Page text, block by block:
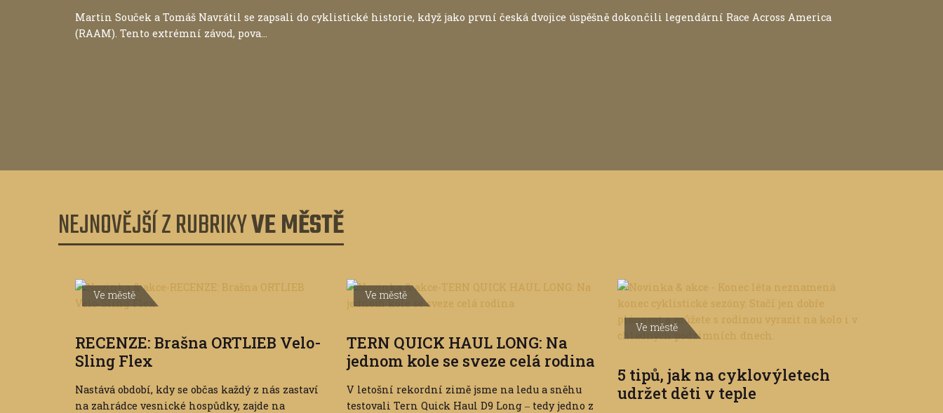
Martin Souček a Tomáš Navrátil se zapsali do cyklistické historie, když jako první česká dvojice úspěšně dokončili legendární Race Across America
(RAAM). Tento extrémní závod, pova...
NEJNOVĚJŠÍ Z RUBRIKYVE MĚSTĚ
Ve městě
RECENZE: Brašna ORTLIEB Velo-
Sling Flex
Nastává období, kdy se občas každý z nás zastaví
na zahrádce vesnické hospůdky, zajde na
Ve městě
TERN QUICK HAUL LONG: Na
jednom kole se sveze celá rodina
V letošní rekordní zimě jsme na ledu a sněhu
testovali Tern Quick Haul D9 Long ‒ tedy jedno z
Ve městě
5 tipů, jak na cyklovýletech
udržet děti v teple